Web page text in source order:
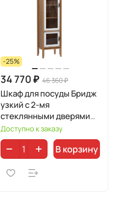
-25%
34 770 ₽ 46 360 ₽
Шкаф для посуды Бридж
узкий с 2-мя
стеклянными дверями
92200
Доступно к заказу
В корзину